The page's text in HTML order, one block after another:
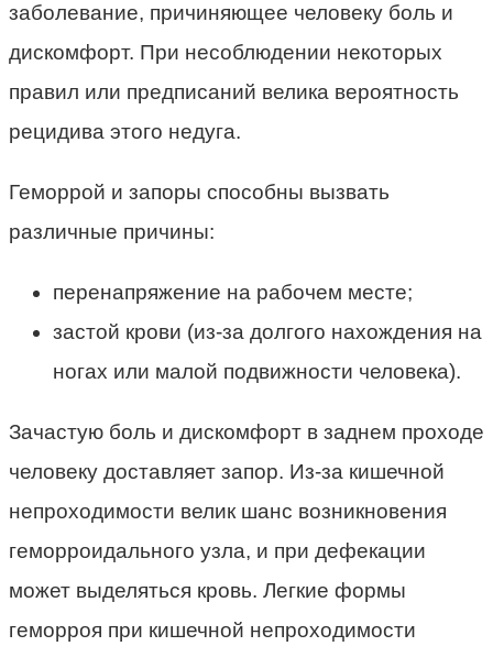
заболевание, причиняющее человеку боль и
дискомфорт. При несоблюдении некоторых
правил или предписаний велика вероятность
рецидива этого недуга.
Геморрой и запоры способны вызвать
различные причины:
перенапряжение на рабочем месте;
застой крови (из-за долгого нахождения на
ногах или малой подвижности человека).
Зачастую боль и дискомфорт в заднем проходе
человеку доставляет запор. Из-за кишечной
непроходимости велик шанс возникновения
геморроидального узла, и при дефекации
может выделяться кровь. Легкие формы
геморроя при кишечной непроходимости